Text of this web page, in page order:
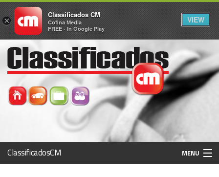
ClassificadosCM MENU
×
Classificados CM
Cofina Media
FREE - In Google Play
VIEW